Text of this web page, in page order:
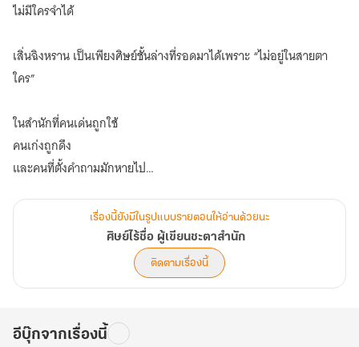
ไม่มีใครจำได้
เสิ่นฉิงหราน เป็นเพียงศิษย์ชั้นล่างที่รอดมาได้เพราะ “ไม่อยู่ในสายตา
ใคร”
ในสำนักที่คนเด่นถูกใช้
คนเก่งถูกดึง
และคนที่ตั้งคำถามมักหายไป
นางไม่คิดเป็นวีรสตรี
นางแค่จะทำให้โลกนี้
เป็นเชื้อเพลิงอีกต่อไป
เรื่องนี้ยังมีในรูปแบบรายตอนให้อ่านด้วยนะ
ศิษย์ไร้ชื่อ ผู้เขียนชะตาสำนัก
ติดตามเรื่องนี้
อีบุ๊กจากเรื่องนี้